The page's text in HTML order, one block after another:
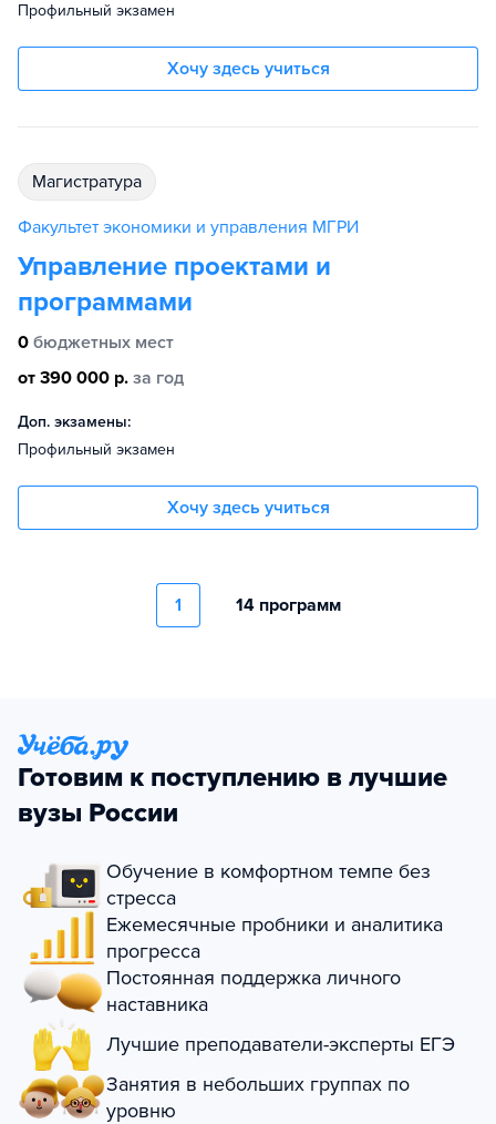
Профильный экзамен
Хочу здесь учиться
магистратура
Факультет экономики и управления МГРИ
Управление проектами и
программами
0 бюджетных мест
от 390 000 р. за год
Доп. экзамены:
Профильный экзамен
Хочу здесь учиться
1 14 программ
Готовим к поступлению в лучшие
вузы России
Обучение в комфортном темпе без
стресса
Ежемесячные пробники и аналитика
прогресса
Постоянная поддержка личного
наставника
Лучшие преподаватели-эксперты ЕГЭ
Занятия в небольших группах по
уровню